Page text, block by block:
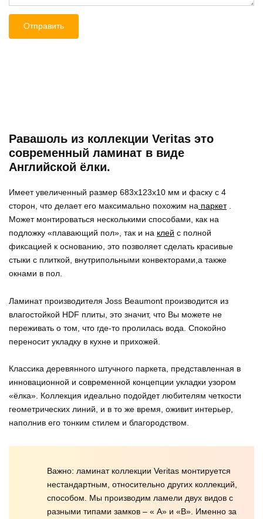
Равашоль из коллекции Veritas это
современный ламинат в виде
Английской ёлки.
Имеет увеличенный размер 683x123x10 мм и фаску с 4
сторон, что делает его максимально похожим на паркет.
Может монтироваться несколькими способами, как на
подложку «плавающий пол», так и на клей с полной
фиксацией к основанию, это позволяет сделать красивые
стыки с плиткой, внутрипольными конвекторами,а также
окнами в пол.
Ламинат производителя Joss Beaumont производится из
влагостойкой HDF плиты, это значит, что Вы можете не
переживать о том, что где-то пролилась вода. Спокойно
переносит укладку в кухне и прихожей.
Классика деревянного штучного паркета, представленная в
инновационной и современной концепции укладки узором
«ёлка». Коллекция идеально подойдет любителям четкости
геометрических линий, и в то же время, оживит интерьер,
наполнив его тонким стилем и благородством.
Важно: ламинат коллекции Veritas монтируется
нестандартным, относительно других коллекций,
способом. Мы производим ламели двух видов с
разными типами замков – « А» и «В». Именно за